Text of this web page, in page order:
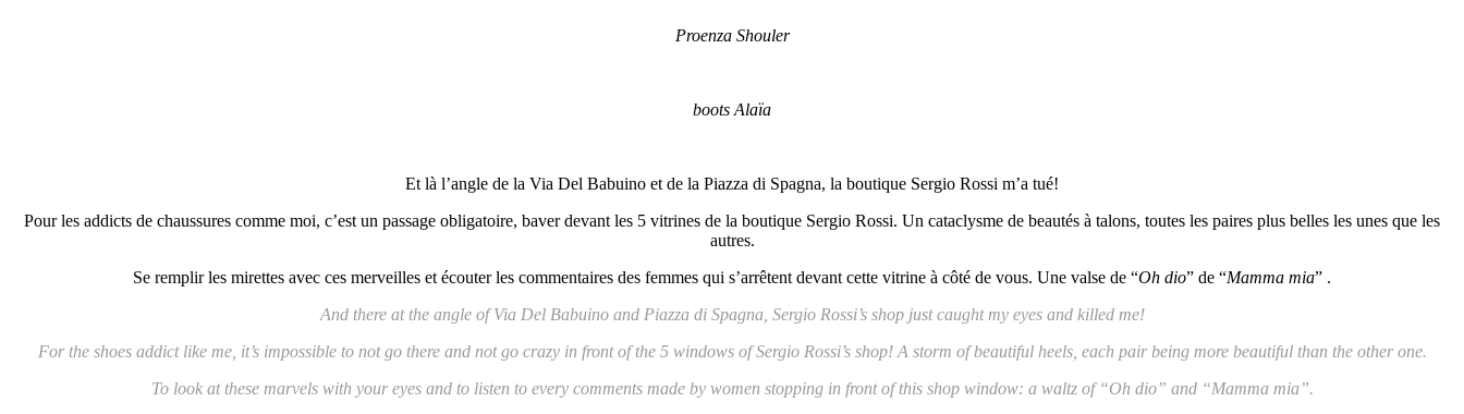
Proenza Shouler
boots Alaïa
Et là l’angle de la Via Del Babuino et de la Piazza di Spagna, la boutique Sergio Rossi m’a tué!
Pour les addicts de chaussures comme moi, c’est un passage obligatoire, baver devant les 5 vitrines de la boutique Sergio Rossi. Un cataclysme de beautés à talons, toutes les paires plus belles les unes que les
autres.
Se remplir les mirettes avec ces merveilles et écouter les commentaires des femmes qui s’arrêtent devant cette vitrine à côté de vous. Une valse de “Oh dio” de “Mamma mia” .
And there at the angle of Via Del Babuino and Piazza di Spagna, Sergio Rossi’s shop just caught my eyes and killed me!
For the shoes addict like me, it’s impossible to not go there and not go crazy in front of the 5 windows of Sergio Rossi’s shop! A storm of beautiful heels, each pair being more beautiful than the other one.
To look at these marvels with your eyes and to listen to every comments made by women stopping in front of this shop window: a waltz of “Oh dio” and “Mamma mia”.